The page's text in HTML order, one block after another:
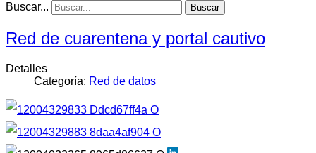
Buscar... Buscar
Red de cuarentena y portal cautivo
Detalles
Categoría: Red de datos